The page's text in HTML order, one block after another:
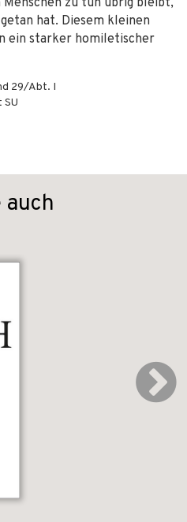
zu tun übrig bleibt,
hat. Diesem kleinen
ein starker homiletischer
29/Abt. I
SU
auch